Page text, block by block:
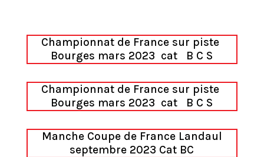
Championnat de France sur piste
Bourges mars 2023 cat B C S
Championnat de France sur piste
Bourges mars 2023 cat B C S
Manche Coupe de France Landaul
septembre 2023 Cat BC